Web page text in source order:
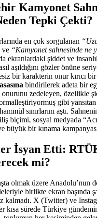
Kamyonet
Tepki Çekti?
en çok sorgulanan
ve “Kamyonet sahnesinde ne
ekranlardaki şiddet ve
aşıldığını gözler önüne
bir karakterin onur kırıcı
bindirilerek adeta bir
onurunu zedeleyen, özellikle
gibi
sınırlarını aştı.
biçimi, sosyal medyada
büyük bir kınama
İsyan Etti:
mi?
olmak üzere Anadolu’nun
birlikte ekran başında
kalmadı. X (Twitter) ve
kısa sürede Türkiye